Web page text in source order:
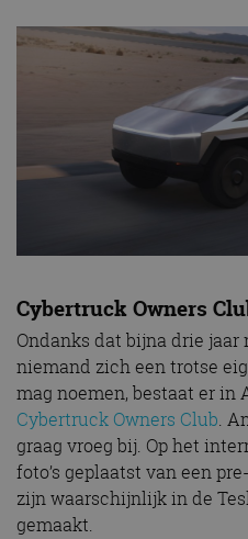
Cybertruck Owners
Ondanks dat bijna drie
niemand zich een trotse
mag noemen, bestaat er in
Cybertruck Owners Club.
graag vroeg bij. Op het
foto’s geplaatst van een
zijn waarschijnlijk in de
gemaakt.